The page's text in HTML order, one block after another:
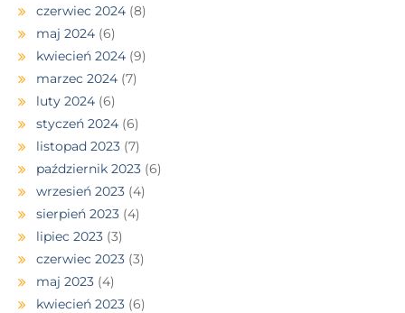
czerwiec 2024 (8)
maj 2024 (6)
kwiecień 2024 (9)
marzec 2024 (7)
luty 2024 (6)
styczeń 2024 (6)
listopad 2023 (7)
październik 2023 (6)
wrzesień 2023 (4)
sierpień 2023 (4)
lipiec 2023 (3)
czerwiec 2023 (3)
maj 2023 (4)
kwiecień 2023 (6)